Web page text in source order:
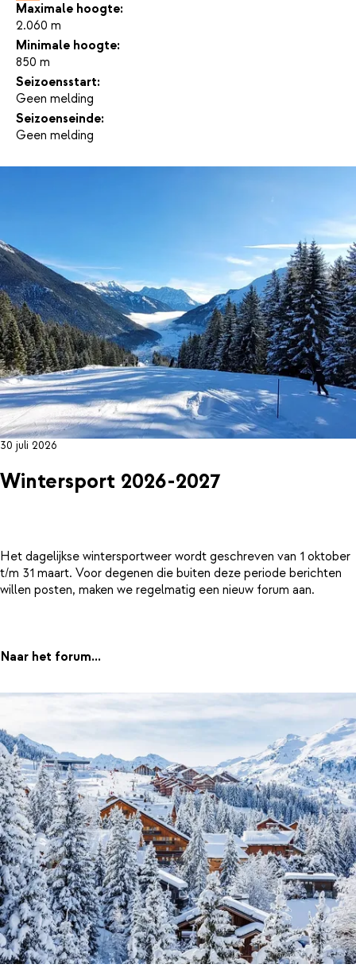
-
Maximale hoogte:
2.060 m
Minimale hoogte:
850 m
Seizoensstart:
Geen melding
Seizoenseinde:
Geen melding
30 juli 2026
Wintersport 2026-2027
Het dagelijkse wintersportweer wordt geschreven van 1 oktober
t/m 31 maart. Voor degenen die buiten deze periode berichten
willen posten, maken we regelmatig een nieuw forum aan.
Naar het forum...